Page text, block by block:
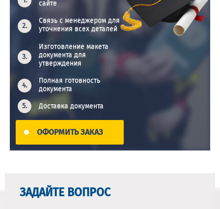
сайте
Связь с менеджером для
уточнения всех деталей
Изготовление макета
документа для
утверждения
Полная готовность
документа
Доставка документа
ОФОРМИТЬ ЗАКАЗ
ЗАДАЙТЕ ВОПРОС